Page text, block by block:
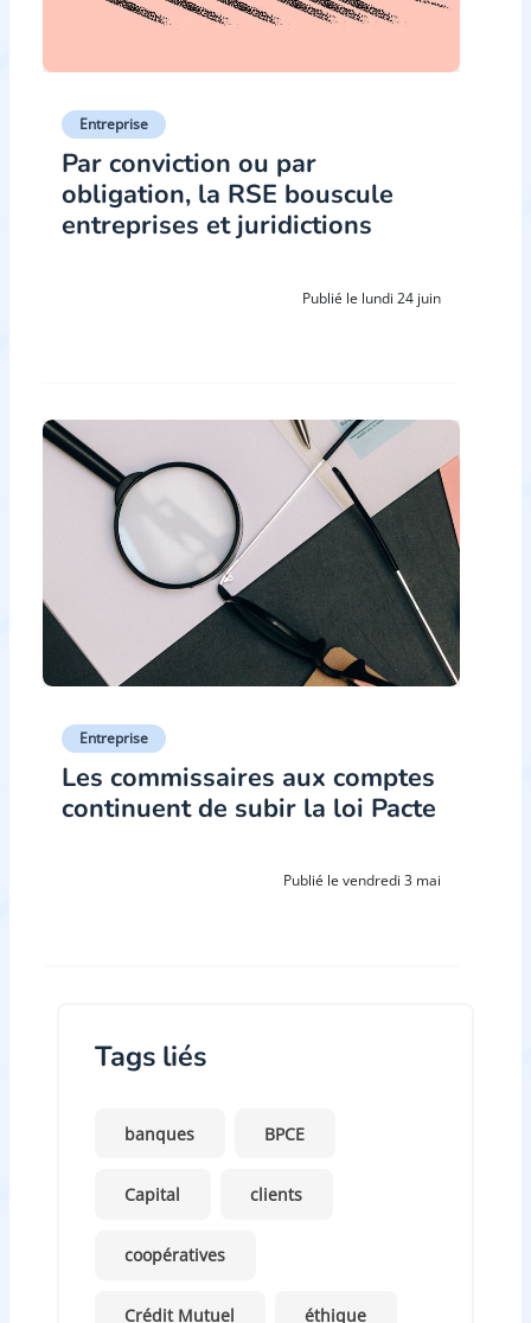
Entreprise
Par conviction ou par
obligation, la RSE bouscule
entreprises et juridictions
Publié le lundi 24 juin
Entreprise
Les commissaires aux comptes
continuent de subir la loi Pacte
Publié le vendredi 3 mai
Tags liés
banques BPCE
Capital clients
coopératives
Crédit Mutuel éthique